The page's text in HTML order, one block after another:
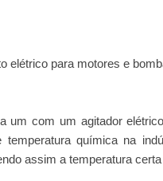
elétrico para motores e
um com um agitador
temperatura química na
assim a temperatura